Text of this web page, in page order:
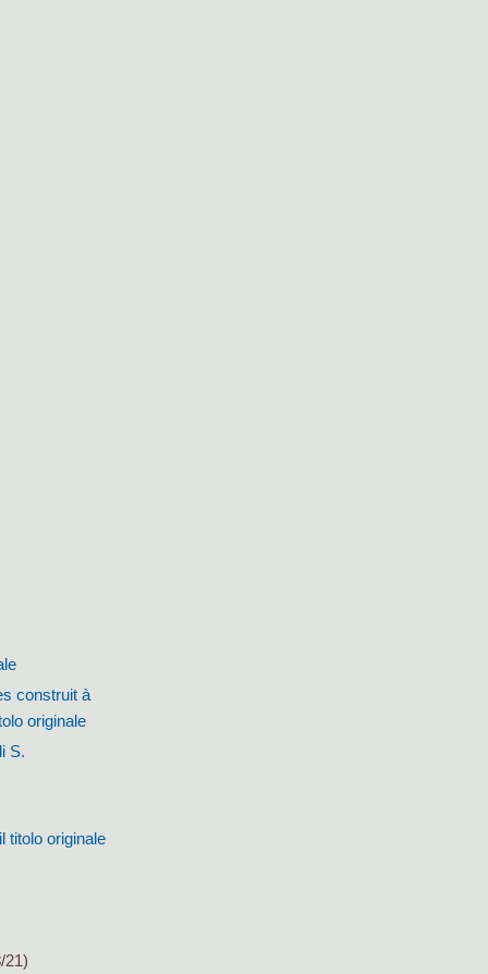
construit à
originale
S.
titolo originale
21)